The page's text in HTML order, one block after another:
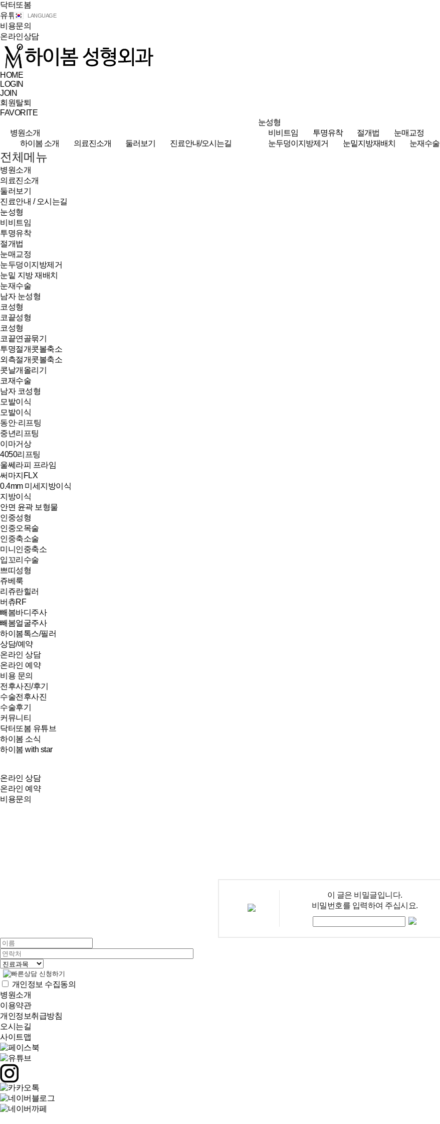
닥터또봄
유튜브
비용문의
온라인상담
LANGUAGE
HOME
LOGIN
JOIN
회원탈퇴
FAVORITE
병원소개
하이봄 소개
의료진소개 둘러보기 진료안내/오시는길
눈성형
비비트임
투명유착 절개법
눈매교정
눈두덩이지방제거
눈밑지방재배치 눈재수술
전체메뉴
병원소개
의료진소개
둘러보기
진료안내 / 오시는길
눈성형
비비트임
투명유착
절개법
눈매교정
눈두덩이지방제거
눈밑 지방 재배치
눈재수술
남자 눈성형
코성형
코끝성형
코성형
코끝연골묶기
투명절개콧볼축소
외측절개콧볼축소
콧날개올리기
코재수술
남자 코성형
모발이식
모발이식
동안·리프팅
중년리프팅
이마거상
4050리프팅
울쎄라피 프라임
써마지FLX
0.4mm 미세지방이식
지방이식
안면 윤곽 보형물
인중성형
인중오목술
인중축소술
미니인중축소
입꼬리수술
쁘띠성형
쥬베룩
리쥬란힐러
버츄RF
빼봄바디주사
빼봄얼굴주사
하이봄톡스/필러
상담/예약
온라인 상담
온라인 예약
비용 문의
전후사진/후기
수술전후사진
수술후기
커뮤니티
닥터또봄 유튜브
하이봄 소식
하이봄 with star
온라인 상담
온라인 예약
비용문의
이 글은 비밀글입니다.
비밀번호를 입력하여 주십시요.
개인정보 수집동의
병원소개
이용약관
개인정보취급방침
오시는길
사이트맵